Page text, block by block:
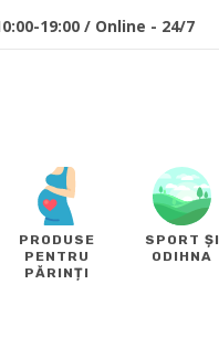
19:00 / Online - 24/7
PRODUSE
PENTRU
PĂRINȚI
SPORT ȘI
ODIHNA